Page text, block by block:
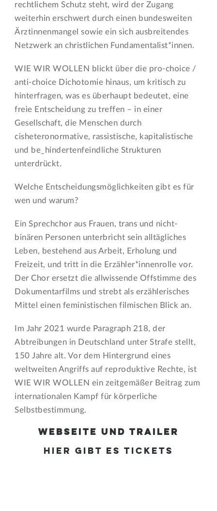
rechtlichem Schutz steht, wird der Zugang
weiterhin erschwert durch einen bundesweiten
Ärztinnenmangel sowie ein sich ausbreitendes
Netzwerk an christlichen Fundamentalist*innen.
WIE WIR WOLLEN blickt über die pro-choice /
anti-choice Dichotomie hinaus, um kritisch zu
hinterfragen, was es überhaupt bedeutet, eine
freie Entscheidung zu treffen – in einer
Gesellschaft, die Menschen durch
cisheteronormative, rassistische, kapitalistische
und be_hindertenfeindliche Strukturen
unterdrückt.
Welche Entscheidungsmöglichkeiten gibt es für
wen und warum?
Ein Sprechchor aus Frauen, trans und nicht-
binären Personen unterbricht sein alltägliches
Leben, bestehend aus Arbeit, Erholung und
Freizeit, und tritt in die Erzähler*innenrolle vor.
Der Chor ersetzt die allwissende Offstimme des
Dokumentarfilms und strebt als erzählerisches
Mittel einen feministischen filmischen Blick an.
Im Jahr 2021 wurde Paragraph 218, der
Abtreibungen in Deutschland unter Strafe stellt,
150 Jahre alt. Vor dem Hintergrund eines
weltweiten Angriffs auf reproduktive Rechte, ist
WIE WIR WOLLEN ein zeitgemäßer Beitrag zum
internationalen Kampf für körperliche
Selbstbestimmung.
Webseite und Trailer
Hier gibt es Tickets